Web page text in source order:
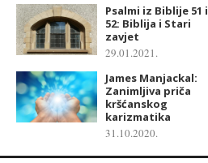
Psalmi iz Biblije 51 i
52: Biblija i Stari
zavjet
29.01.2021.
James Manjackal:
Zanimljiva priča
kršćanskog
karizmatika
31.10.2020.